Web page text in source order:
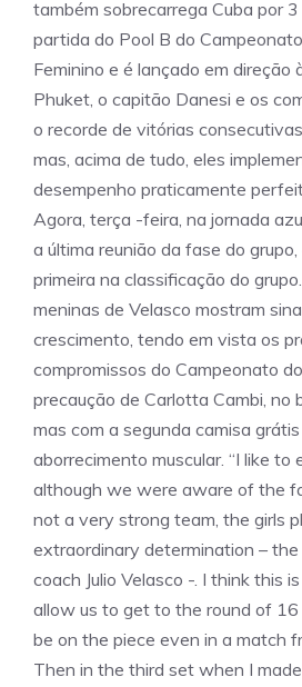
também sobrecarrega Cuba por
partida do Pool B do
Feminino e é lançado em direção
Phuket, o capitão Danesi e os
o recorde de vitórias
mas, acima de tudo, eles
desempenho praticamente
Agora, terça -feira, na jornada
a última reunião da fase do
primeira na classificação do
meninas de Velasco mostram
crescimento, tendo em vista os
compromissos do Campeonato
precaução de Carlotta Cambi, no
mas com a segunda camisa
aborrecimento muscular. “I like to
although we were aware of the
not a very strong team, the girls
extraordinary determination –
coach Julio Velasco -. I think this
allow us to get to the round of
be on the piece even in a match
Then in the third set when I